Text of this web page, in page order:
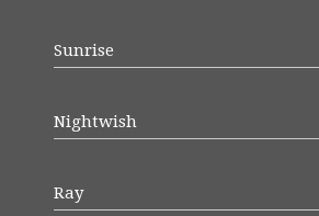
Sunrise
Nightwish
Ray